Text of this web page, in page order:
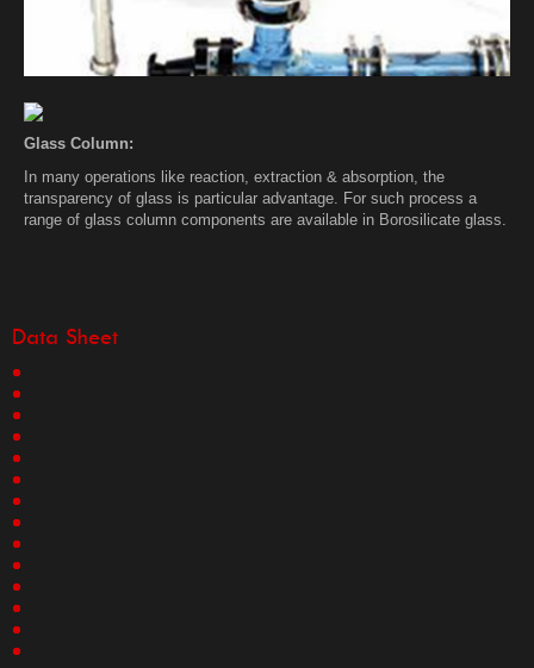
Glass Column:
In many operations like reaction, extraction & absorption, the
transparency of glass is particular advantage. For such process a
range of glass column components are available in Borosilicate glass.
Data Sheet